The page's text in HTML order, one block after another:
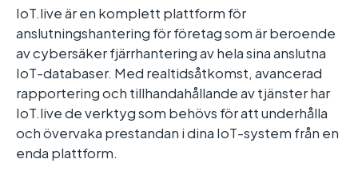
IoT.live är en komplett plattform för
anslutningshantering för företag som är beroende
av cybersäker fjärrhantering av hela sina anslutna
IoT-databaser. Med realtidsåtkomst, avancerad
rapportering och tillhandahållande av tjänster har
IoT.live de verktyg som behövs för att underhålla
och övervaka prestandan i dina IoT-system från en
enda plattform.